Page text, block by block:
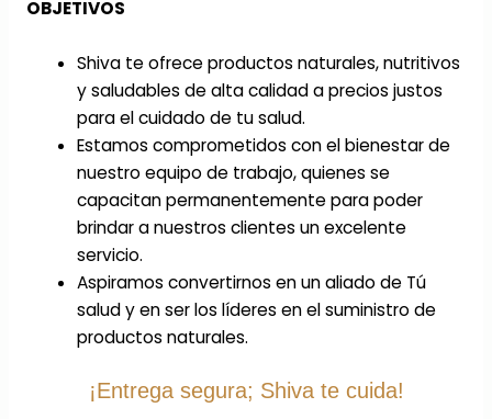
OBJETIVOS
Shiva te ofrece productos naturales, nutritivos
y saludables de alta calidad a precios justos
para el cuidado de tu salud.
Estamos comprometidos con el bienestar de
nuestro equipo de trabajo, quienes se
capacitan permanentemente para poder
brindar a nuestros clientes un excelente
servicio.
Aspiramos convertirnos en un aliado de Tú
salud y en ser los líderes en el suministro de
productos naturales.
¡Entrega segura; Shiva te cuida!